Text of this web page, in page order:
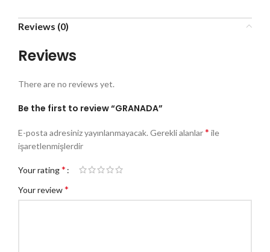
Reviews (0)
Reviews
There are no reviews yet.
Be the first to review “GRANADA”
E-posta adresiniz yayınlanmayacak. Gerekli alanlar* ile
işaretlenmişlerdir
Your rating*
Your review*